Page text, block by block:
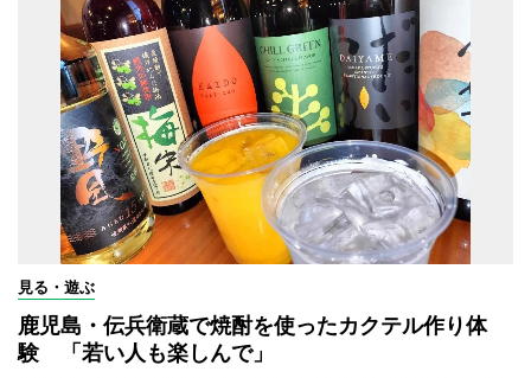
見る・遊ぶ
鹿児島・伝兵衛蔵で焼酎を使ったカクテル作り体
験 「若い人も楽しんで」